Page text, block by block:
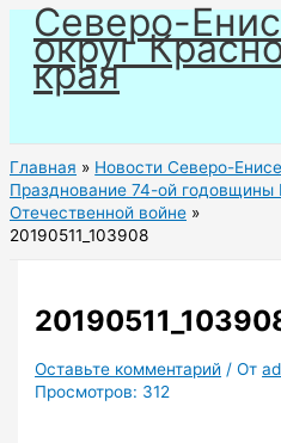
Перейти
содержимому
Северо-
округ
края
Главная
Новости Северо-
Празднование 74-ой годовщины
Отечественной войне
20190511_103908
Оставьте комментарий / От
Просмотров: 312